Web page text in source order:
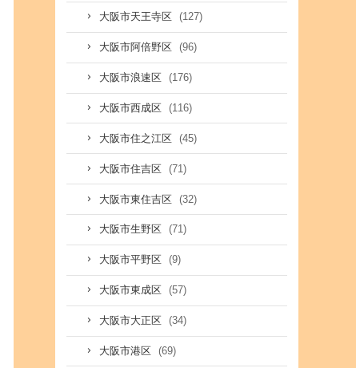
大阪市天王寺区 (127)
大阪市阿倍野区 (96)
大阪市浪速区 (176)
大阪市西成区 (116)
大阪市住之江区 (45)
大阪市住吉区 (71)
大阪市東住吉区 (32)
大阪市生野区 (71)
大阪市平野区 (9)
大阪市東成区 (57)
大阪市大正区 (34)
大阪市港区 (69)